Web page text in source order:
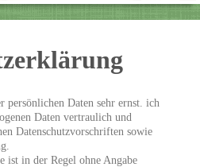
persönlichen Daten sehr ernst. ich
Daten vertraulich und
Datenschutzvorschriften sowie
ist in der Regel ohne Angabe